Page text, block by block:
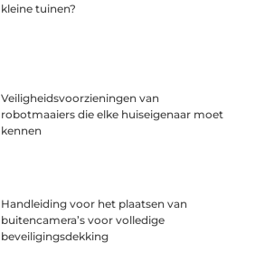
kleine tuinen?
Veiligheidsvoorzieningen van
robotmaaiers die elke huiseigenaar moet
kennen
Handleiding voor het plaatsen van
buitencamera’s voor volledige
beveiligingsdekking